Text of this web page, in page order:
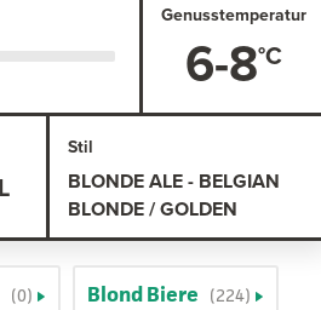
Genusstemperatur
6-8
Stil
BLONDE ALE - BELGIAN
BLONDE / GOLDEN
(0) Blond Biere (224)